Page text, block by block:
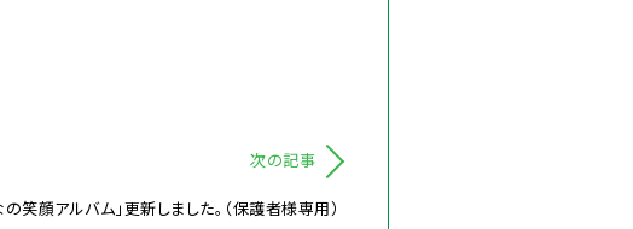
次の記事
笑顔アルバム」更新しました。（保護者様専用）